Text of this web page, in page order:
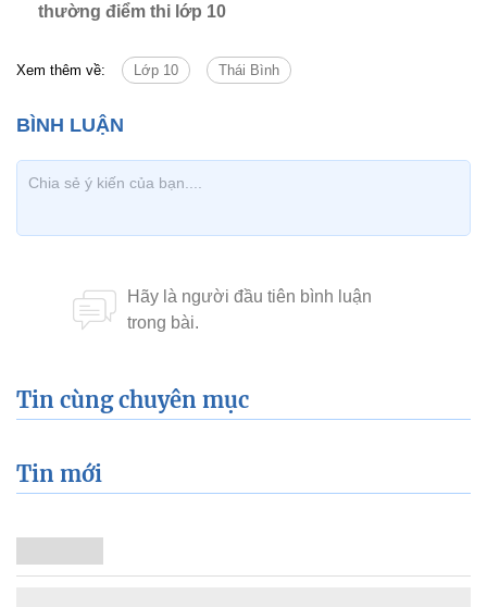
thường điểm thi lớp 10
Xem thêm về: Lớp 10 Thái Bình
Tin cùng chuyên mục
Tin mới